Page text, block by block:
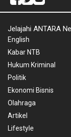
Jelajahi ANTARA
English
Kabar NTB
Hukum Kriminal
Politik
Ekonomi Bisnis
Olahraga
Artikel
Lifestyle